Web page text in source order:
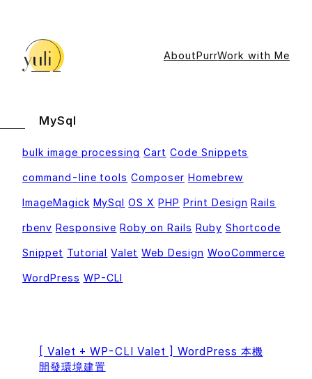
content
AboutPurrWork with Me
MySql
bulk image processing Cart Code Snippets
command-line tools Composer Homebrew
ImageMagick MySql OS X PHP Print Design Rails
rbenv Responsive Roby on Rails Ruby Shortcode
Snippet Tutorial Valet Web Design WooCommerce
WordPress WP-CLI
[ Valet + WP-CLI Valet ] WordPress 本機
開發環境建置